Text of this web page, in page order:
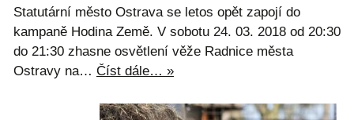
Statutární město Ostrava se letos opět zapojí do
kampaně Hodina Země. V sobotu 24. 03. 2018 od 20:30
do 21:30 zhasne osvětlení věže Radnice města
Ostravy na… Číst dále… »